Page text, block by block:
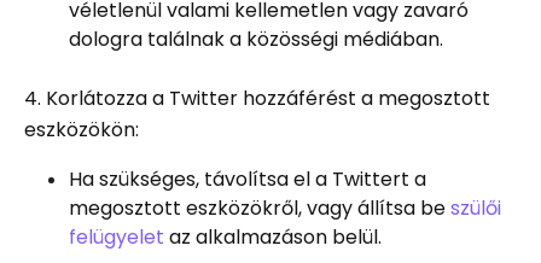
véletlenül valami kellemetlen vagy zavaró
dologra találnak a közösségi médiában.
4. Korlátozza a Twitter hozzáférést a megosztott
eszközökön:
Ha szükséges, távolítsa el a Twittert a
megosztott eszközökről, vagy állítsa beszülői
felügyelet az alkalmazáson belül.